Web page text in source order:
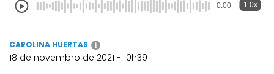
0:00 1.0x
CAROLINA HUERTAS i
18 de novembro de 2021 - 10h39